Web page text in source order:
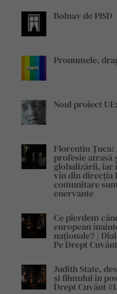
Bolnav de PISD
Pronumele,
Noul proiect
Florentin Țuca:
profesie atrasă
globalizării, iar
vin din direcția
comunitare
enervante
Ce pierdem
european
naționale? |
Pe Drept
Judith State,
și filmului în
Drept Cuvânt